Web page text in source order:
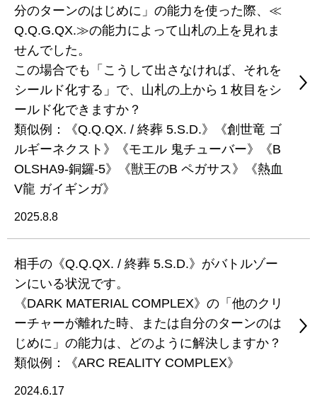
分のターンのはじめに」の能力を使った際、≪
Q.Q.G.QX.≫の能力によって山札の上を見れま
せんでした。
この場合でも「こうして出さなければ、それを
シールド化する」で、山札の上から１枚目をシ
ールド化できますか？
類似例：《Q.Q.QX. / 終葬 5.S.D.》《創世竜 ゴ
ルギーネクスト》《モエル 鬼チューバー》《B
OLSHA9-銅鑼-5》《獣王のB ペガサス》《熱血
V龍 ガイギンガ》
2025.8.8
相手の《Q.Q.QX. / 終葬 5.S.D.》がバトルゾー
ンにいる状況です。
《DARK MATERIAL COMPLEX》の「他のクリ
ーチャーが離れた時、または自分のターンのは
じめに」の能力は、どのように解決しますか？
類似例：《ARC REALITY COMPLEX》
2024.6.17